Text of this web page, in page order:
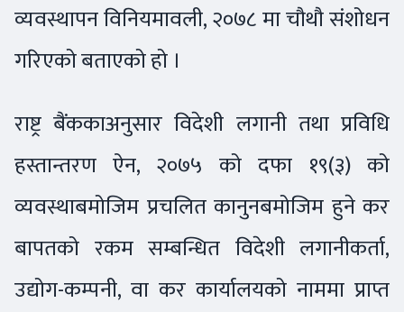
व्यवस्थापन विनियमावली, २०७८ मा चौथौ संशोधन
गरिएको बताएको हो ।
राष्ट्र बैंककाअनुसार विदेशी लगानी तथा प्रविधि
हस्तान्तरण ऐन, २०७५ को दफा १९(३) को
व्यवस्थाबमोजिम प्रचलित कानुनबमोजिम हुने कर
बापतको रकम सम्बन्धित विदेशी लगानीकर्ता,
उद्योग-कम्पनी, वा कर कार्यालयको नाममा प्राप्त